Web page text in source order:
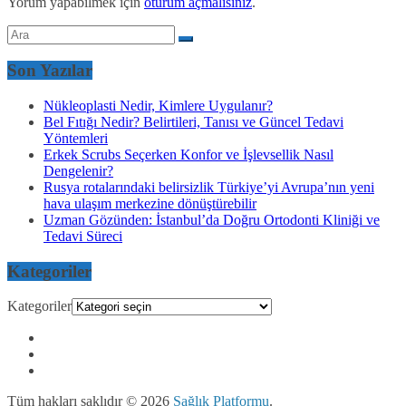
Son Yazılar
Nükleoplasti Nedir, Kimlere Uygulanır?
Bel Fıtığı Nedir? Belirtileri, Tanısı ve Güncel Tedavi
Yöntemleri
Erkek Scrubs Seçerken Konfor ve İşlevsellik Nasıl
Dengelenir?
Rusya rotalarındaki belirsizlik Türkiye’yi Avrupa’nın yeni
hava ulaşım merkezine dönüştürebilir
Uzman Gözünden: İstanbul’da Doğru Ortodonti Kliniği ve
Tedavi Süreci
Kategoriler
Kategoriler
Tüm hakları saklıdır © 2026 Sağlık Platformu.